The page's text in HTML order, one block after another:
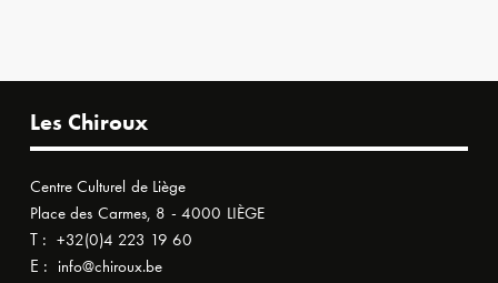
Les Chiroux
Centre Culturel de Liège
Place des Carmes, 8 - 4000 LIÈGE
T : +32(0)4 223 19 60
E : info@chiroux.be